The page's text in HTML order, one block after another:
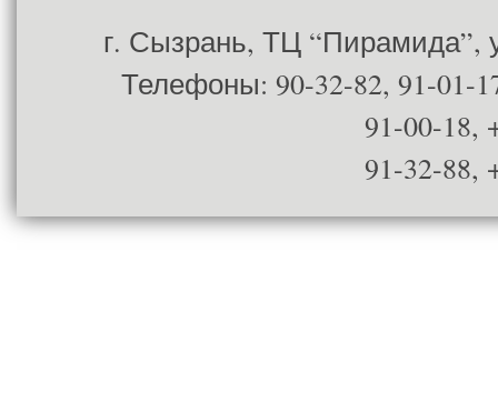
г. Сызрань, ТЦ “Пирамида”,
Телефоны: 90-32-82, 91-01-
91-00-18,
91-32-88,